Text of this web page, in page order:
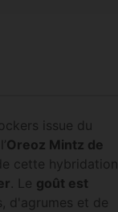
issue du
Oreoz Mintz de
cette hybridation
. Le goût est
d'agrumes et de